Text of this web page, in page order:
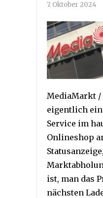
7. Oktober 2024
MediaMarkt /
eigentlich
Service im
Onlineshop
ist, man das
nächsten